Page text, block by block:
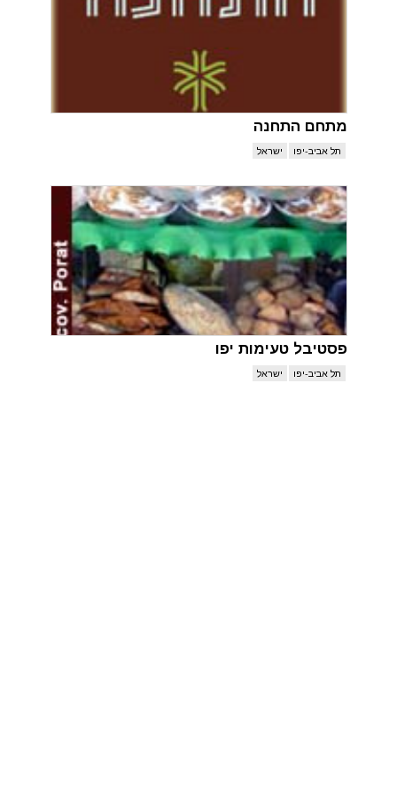
מתחם התחנה
תל אביב-יפו ישראל
פסטיבל טעימות יפו
תל אביב-יפו ישראל